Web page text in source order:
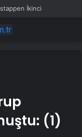
İkinci
(1)